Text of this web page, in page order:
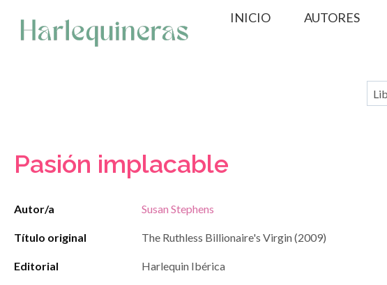
contenido
INICIO AUTORES
Pasión implacable
Autor/a Susan Stephens
Título original The Ruthless Billionaire's Virgin (2009)
Editorial Harlequin Ibérica